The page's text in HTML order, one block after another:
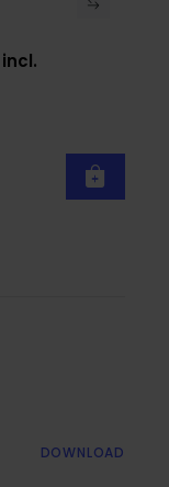
DOWNLOAD